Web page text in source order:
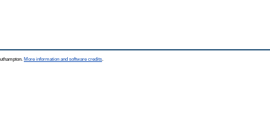
More information and software credits